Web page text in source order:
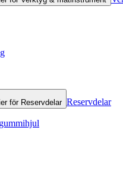
för Reservdelar Reservdelar